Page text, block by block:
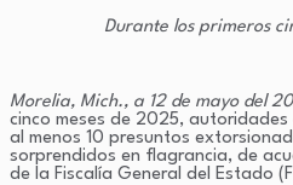
Durante los primeros
Morelia, Mich., a 12 de mayo del
cinco meses de 2025,
al menos 10 presuntos
sorprendidos en flagrancia, de
de la Fiscalía General del Estado